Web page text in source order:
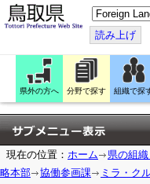
こ
の
ペ
ー
ジ
翻
訳
す
る
読み上げ
県外の方へ 分野で探す 組織で探
現在の位置： ホーム 県の組
略本部
協働参画課
ミラ・ク